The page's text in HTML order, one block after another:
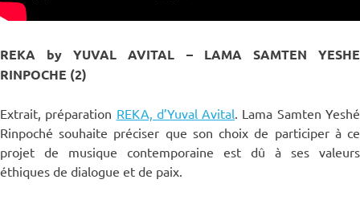
REKA by YUVAL AVITAL – LAMA SAMTEN YESHE
RINPOCHE (2)
Extrait, préparation REKA, d’Yuval Avital. Lama Samten Yeshé
Rinpoché souhaite préciser que son choix de participer à ce
projet de musique contemporaine est dû à ses valeurs
éthiques de dialogue et de paix.